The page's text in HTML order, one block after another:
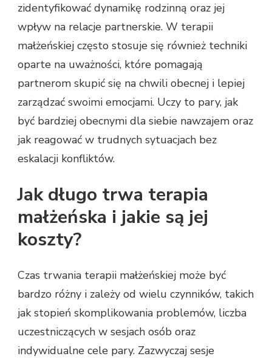
zidentyfikować dynamikę rodzinną oraz jej
wpływ na relacje partnerskie. W terapii
małżeńskiej często stosuje się również techniki
oparte na uważności, które pomagają
partnerom skupić się na chwili obecnej i lepiej
zarządzać swoimi emocjami. Uczy to pary, jak
być bardziej obecnymi dla siebie nawzajem oraz
jak reagować w trudnych sytuacjach bez
eskalacji konfliktów.
Jak długo trwa terapia
małżeńska i jakie są jej
koszty?
Czas trwania terapii małżeńskiej może być
bardzo różny i zależy od wielu czynników, takich
jak stopień skomplikowania problemów, liczba
uczestniczących w sesjach osób oraz
indywidualne cele pary. Zazwyczaj sesje